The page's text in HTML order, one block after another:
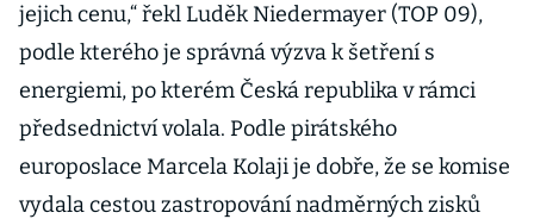
jejich cenu,“ řekl Luděk Niedermayer (TOP 09),
podle kterého je správná výzva k šetření s
energiemi, po kterém Česká republika v rámci
předsednictví volala. Podle pirátského
europoslace Marcela Kolaji je dobře, že se komise
vydala cestou zastropování nadměrných zisků